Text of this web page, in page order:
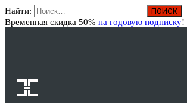
Найти:
Временная скидка 50% на годовую подписку!